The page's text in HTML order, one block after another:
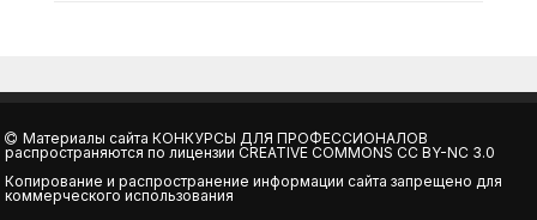
Материалы сайтаКОНКУРСЫ ДЛЯ ПРОФЕССИОНАЛОВ
распространяются по лицензииCREATIVE COMMONS CC BY-NC 3.0
Копирование и распространение информации сайта запрещено для
коммерческого использования